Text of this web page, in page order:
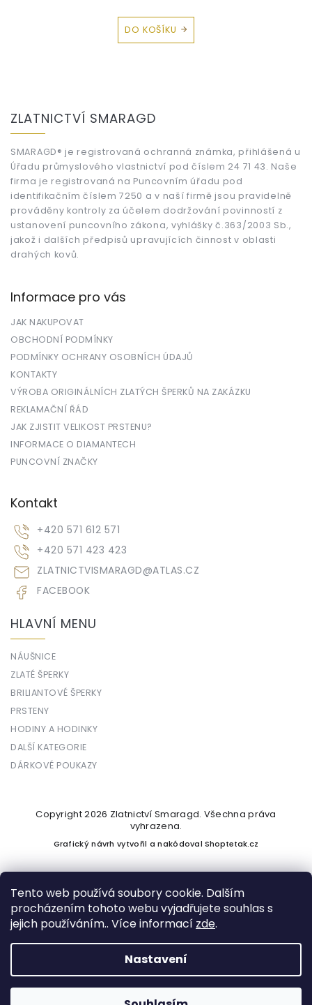
Tento web používá soubory cookie. Dalším
procházením tohoto webu vyjadřujete souhlas s
jejich používáním.. Více informací zde.
Nastavení
DO KOŠÍKU
ZLATNICTVÍ SMARAGD
SMARAGD® je registrovaná ochranná známka, přihlášená u
Úřadu průmyslového vlastnictví pod číslem 24 71 43. Naše
firma je registrovaná na Puncovním úřadu pod
identifikačním číslem 7250 a v naší firmě jsou pravidelně
prováděny kontroly za účelem dodržování povinností z
ustanovení puncovního zákona, vyhlášky č.363/2003 Sb.,
jakož i dalších předpisů upravujících činnost v oblasti
drahých kovů.
Informace pro vás
JAK NAKUPOVAT
OBCHODNÍ PODMÍNKY
PODMÍNKY OCHRANY OSOBNÍCH ÚDAJŮ
KONTAKTY
VÝROBA ORIGINÁLNÍCH ZLATÝCH ŠPERKŮ NA ZAKÁZKU
REKLAMAČNÍ ŘÁD
JAK ZJISTIT VELIKOST PRSTENU?
INFORMACE O DIAMANTECH
PUNCOVNÍ ZNAČKY
Kontakt
ZLATNICTVISMARAGD@ATLAS.CZ
+420 571 612 571
+420 571 423 423
FACEBOOK
HLAVNÍ MENU
NÁUŠNICE
ZLATÉ ŠPERKY
BRILIANTOVÉ ŠPERKY
PRSTENY
HODINY A HODINKY
DALŠÍ KATEGORIE
DÁRKOVÉ POUKAZY
Vytvořil Shoptet
Copyright 2026 Zlatnictví Smaragd. Všechna práva
vyhrazena.
Grafický návrh vytvořil a nakódovalShoptetak.cz
Podle zákona o evidenci tržeb je prodávající povinen vystavit
kupujícímu účtenku. Zároveň je povinen zaevidovat přijatou
tržbu u správce daně online; v případě technického výpadku